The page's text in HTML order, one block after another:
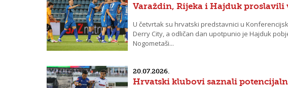
Varaždin, Rijeka i Hajduk proslavili
U četvrtak su hrvatski predstavnici u
Derry City, a odličan dan upotpunio je Hajduk
Nogometaši...
20.07.2026.
Hrvatski klubovi saznali